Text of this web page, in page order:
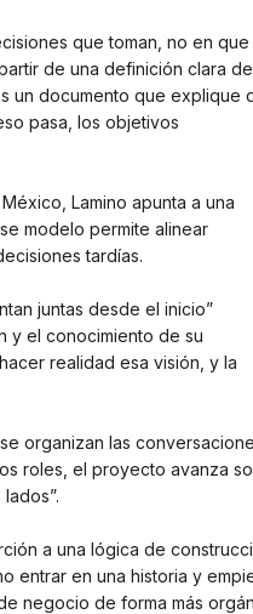
que toman, no en que
de una definición clara de
un documento que explique
pasa, los objetivos
Lamino apunta a una
modelo permite alinear
tardías.
juntas desde el inicio”
y el conocimiento de su
realidad esa visión, y la
organizan las
roles, el proyecto avanza
a una lógica de
entrar en una historia y
negocio de forma más